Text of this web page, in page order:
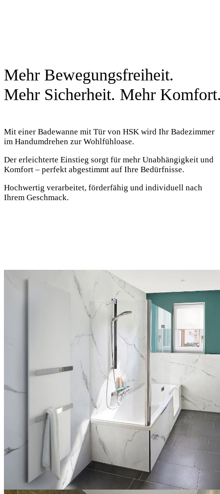
Mehr Bewegungsfreiheit.
Mehr Sicherheit. Mehr
Mit einer Badewanne mit Tür von HSK wird Ihr Badezimmer
im Handumdrehen zur Wohlfühloase.
Der erleichterte Einstieg sorgt für mehr Unabhängigkeit und
Komfort – perfekt abgestimmt auf Ihre Bedürfnisse.
Hochwertig verarbeitet, förderfähig und individuell nach
Ihrem Geschmack.